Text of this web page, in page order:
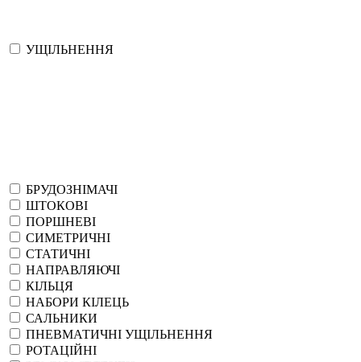
УЩІЛЬНЕННЯ
БРУДОЗНІМАЧІ
ШТОКОВІ
ПОРШНЕВІ
СИМЕТРИЧНІ
СТАТИЧНІ
НАПРАВЛЯЮЧІ
КІЛЬЦЯ
НАБОРИ КІЛЕЦЬ
САЛЬНИКИ
ПНЕВМАТИЧНІ УЩІЛЬНЕННЯ
РОТАЦІЙНІ